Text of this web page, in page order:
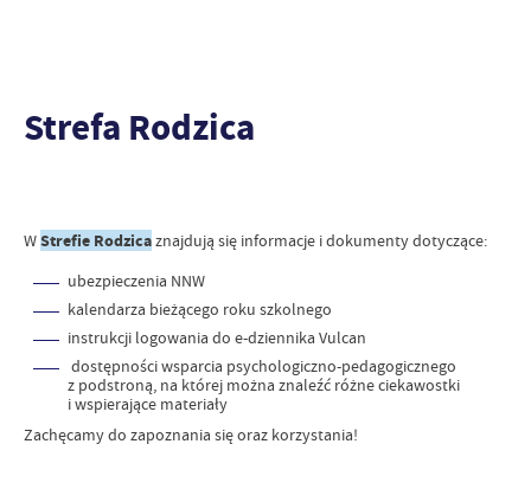
Strefa Rodzica
WStrefie Rodzicaznajdują się informacje i dokumenty dotyczące:
ubezpieczenia NNW
kalendarza bieżącego roku szkolnego
instrukcji logowania do e-dziennika Vulcan
dostępności wsparcia psychologiczno-pedagogicznego
z podstroną, na której można znaleźć różne ciekawostki
i wspierające materiały
Zachęcamy do zapoznania się oraz korzystania!